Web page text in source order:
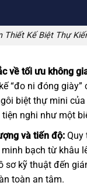
Thiết Kế Biệt Thự
về tối ưu không
“đo ni đóng giày”
biệt thự mini
nghi như một
và tiến độ:Quy
bạch từ khâu
sơ kỹ thuật đến
toàn an tâm.